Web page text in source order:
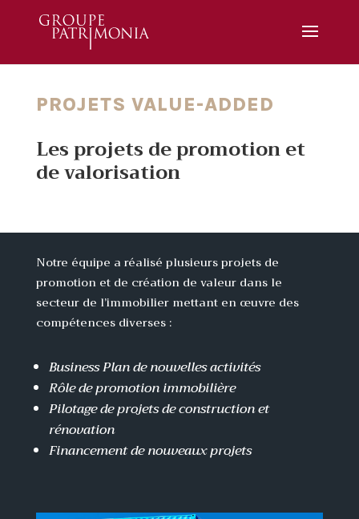
PROJETS VALUE-ADDED
Les projets de promotion et
de valorisation
Notre équipe a réalisé plusieurs projets de
promotion et de création de valeur dans le
secteur de l’immobilier mettant en œuvre des
compétences diverses :
Business Plan de nouvelles activités
Rôle de promotion immobilière
Pilotage de projets de construction et
rénovation
Financement de nouveaux projets